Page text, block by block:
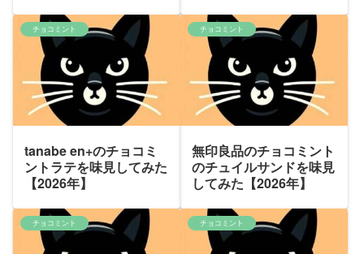
チョコミント
tanabe en+のチョコミ
ントラテを味見してみた
【2026年】
チョコミント
無印良品のチョコミント
のチュイルサンドを味見
してみた【2026年】
チョコミント チョコミント